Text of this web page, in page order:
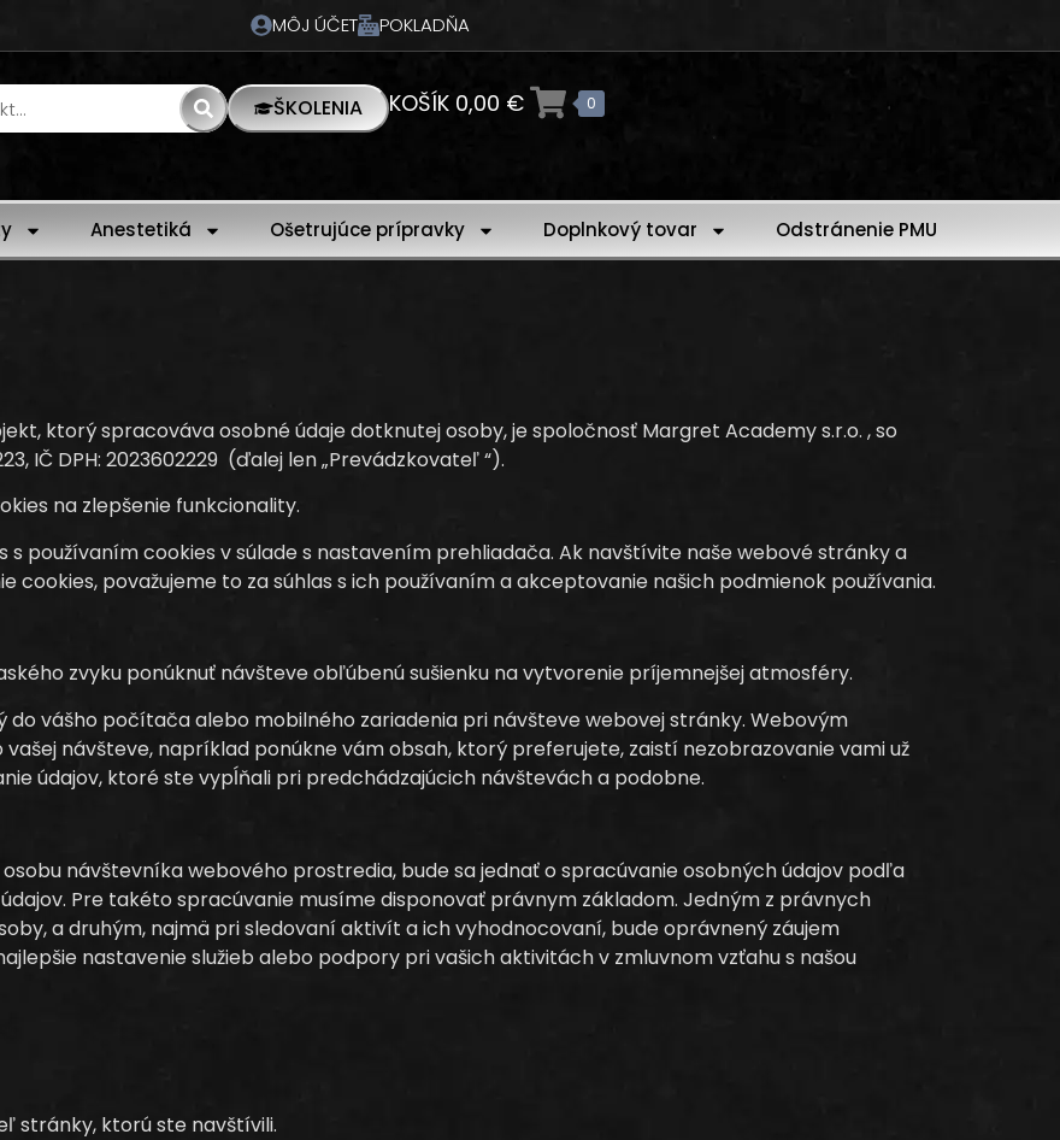
MÔJ ÚČET POKLADŇA
ŠKOLENIA KOŠÍK 0,00 € 0
Anestetiká Ošetrujúce prípravky Doplnkový tovar Odstránenie PMU
ktorý spracováva osobné údaje dotknutej osoby, je spoločnosť Margret Academy s.r.o. , so
IČ DPH: 2023602229 (ďalej len „Prevádzkovateľ “).
na zlepšenie funkcionality.
používaním cookies v súlade s nastavením prehliadača. Ak navštívite naše webové stránky a
považujeme to za súhlas s ich používaním a akceptovanie našich podmienok používania.
zvyku ponúknuť návšteve obľúbenú sušienku na vytvorenie príjemnejšej atmosféry.
do vášho počítača alebo mobilného zariadenia pri návšteve webovej stránky. Webovým
návšteve, napríklad ponúkne vám obsah, ktorý preferujete, zaistí nezobrazovanie vami už
údajov, ktoré ste vypĺňali pri predchádzajúcich návštevách a podobne.
návštevníka webového prostredia, bude sa jednať o spracúvanie osobných údajov podľa
Pre takéto spracúvanie musíme disponovať právnym základom. Jedným z právnych
a druhým, najmä pri sledovaní aktivít a ich vyhodnocovaní, bude oprávnený záujem
nastavenie služieb alebo podpory pri vašich aktivitách v zmluvnom vzťahu s našou
stránky, ktorú ste navštívili.